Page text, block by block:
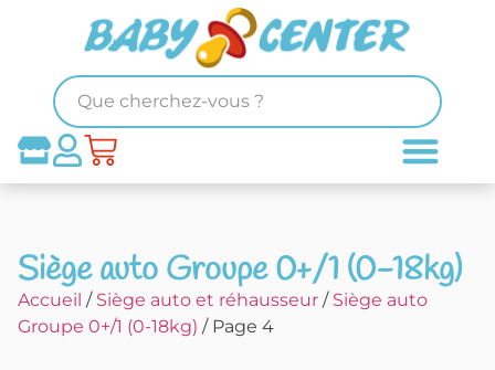
Siège auto Groupe 0+/1 (0-18kg)
Accueil / Siège auto et réhausseur / Siège auto
Groupe 0+/1 (0-18kg) / Page 4